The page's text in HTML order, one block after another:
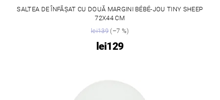
SALTEA DE ÎNFĂȘAT CU DOUĂ MARGINI BÉBÉ-JOU TINY SHEEP
72X44 CM
lei139 (–7 %)
lei129